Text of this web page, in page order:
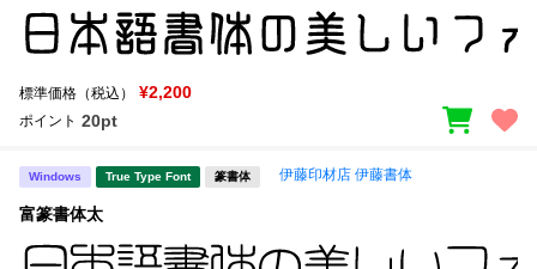
標準価格（税込） ¥2,200
ポイント 20pt
Windows True Type Font 篆書体 伊藤印材店 伊藤書体
富篆書体太